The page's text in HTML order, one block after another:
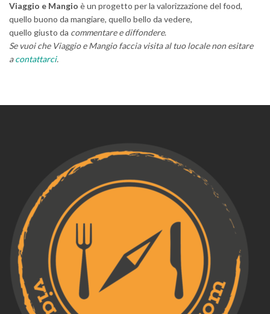
Viaggio e Mangio è un progetto per la valorizzazione del food,
quello buono da mangiare, quello bello da vedere,
quello giusto da commentare e diffondere.
Se vuoi che Viaggio e Mangio faccia visita al tuo locale non esitare
acontattarci.